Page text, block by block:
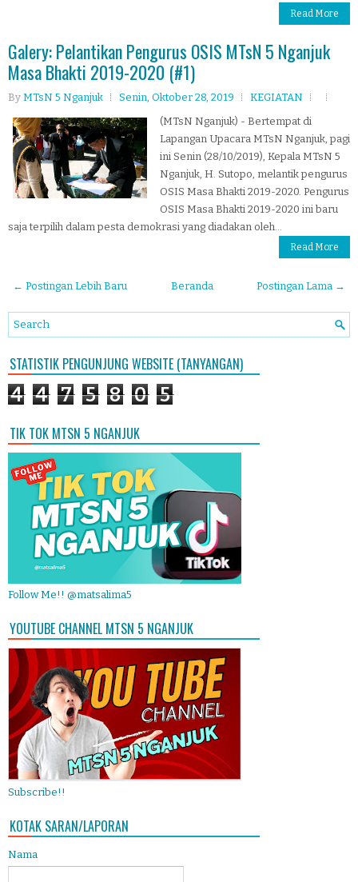
Read More
Galery: Pelantikan Pengurus OSIS MTsN 5 Nganjuk
Masa Bhakti 2019-2020 (#1)
By MTsN 5 Nganjuk Senin, Oktober 28, 2019
KEGIATAN
(MTsN Nganjuk) - Bertempat di
Lapangan Upacara MTsN Nganjuk, pagi
ini Senin (28/10/2019), Kepala MTsN 5
Nganjuk, H. Sutopo, melantik pengurus
OSIS Masa Bhakti 2019-2020. Pengurus
OSIS Masa Bhakti 2019-2020 ini baru
saja terpilih dalam pesta demokrasi yang diadakan oleh...
Read More
← Postingan Lebih Baru Postingan Lama →
Beranda
STATISTIK PENGUNJUNG WEBSITE (TANYANGAN)
4 4 7 5 8 0 5
TIK TOK MTSN 5 NGANJUK
Follow Me!! @matsalima5
YOUTUBE CHANNEL MTSN 5 NGANJUK
Subscribe!!
KOTAK SARAN/LAPORAN
Nama